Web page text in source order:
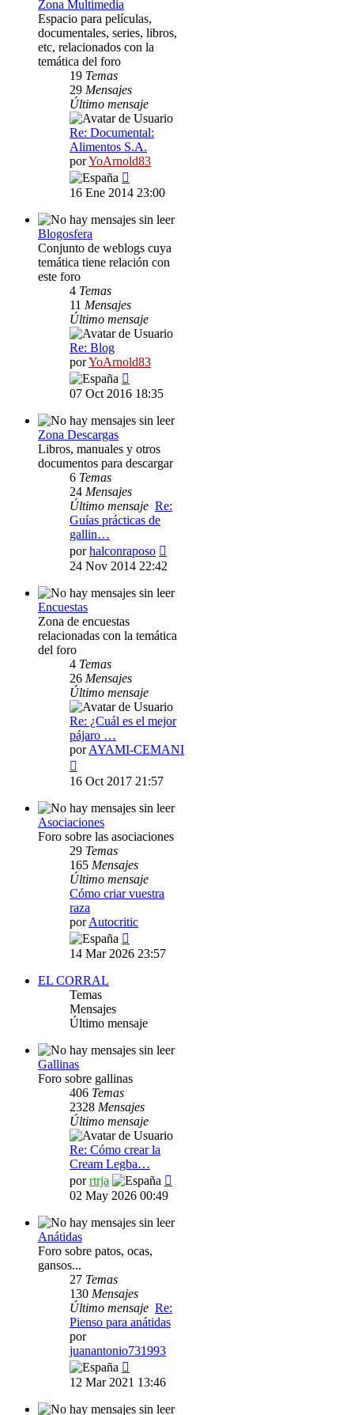
Zona Multimedia
Espacio para películas,
documentales, series, libros,
etc, relacionados con la
temática del foro
19 Temas
29 Mensajes
Último mensaje
Re: Documental:
Alimentos S.A.
porYoArnold83
último
16 Ene 2014 23:00
Blogosfera
Conjunto de weblogs cuya
temática tiene relación con
este foro
4 Temas
11 Mensajes
Último mensaje
Re: Blog
porYoArnold83
último
07 Oct 2016 18:35
Zona Descargas
Libros, manuales y otros
documentos para descargar
6 Temas
24 Mensajes
Último mensaje Re:
Guías prácticas de
gallin…
porhalconraposo
último
24 Nov 2014 22:42
Encuestas
Zona de encuestas
relacionadas con la temática
del foro
4 Temas
26 Mensajes
Último mensaje
Re: ¿Cuál es el mejor
pájaro …
porAYAMI-CEMANI
último
16 Oct 2017 21:57
Asociaciones
Foro sobre las asociaciones
29 Temas
165 Mensajes
Último mensaje
Cómo criar vuestra
raza
porAutocritic
último
14 Mar 2026 23:57
EL CORRAL
Temas
Mensajes
Último mensaje
Gallinas
Foro sobre gallinas
406 Temas
2328 Mensajes
Último mensaje
Re: Cómo crear la
Cream Legba…
porrtrja
02 May 2026 00:49
Anátidas
Foro sobre patos, ocas,
gansos...
27 Temas
130 Mensajes
Último mensaje Re:
Pienso para anátidas
por
juanantonio731993
último
12 Mar 2021 13:46